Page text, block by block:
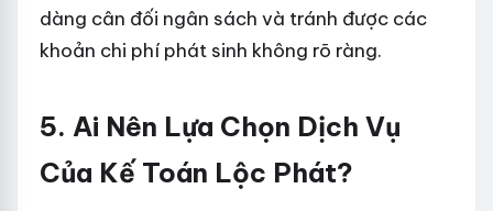
dàng cân đối ngân sách và tránh được các
khoản chi phí phát sinh không rõ ràng.
5. Ai Nên Lựa Chọn Dịch Vụ
Của Kế Toán Lộc Phát?